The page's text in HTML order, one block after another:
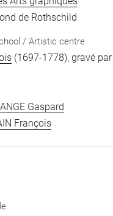
de Rothschild
/ Artistic centre
(1697-1778), gravé par
Gaspard
François